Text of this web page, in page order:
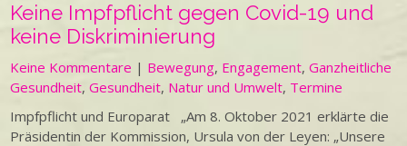
Keine Impfpflicht gegen Covid-19 und
keine Diskriminierung
Keine Kommentare | Bewegung, Engagement,Ganzheitliche
Gesundheit,Gesundheit, Natur und Umwelt, Termine
Impfpflicht und Europarat „Am 8. Oktober 2021 erklärte die
Präsidentin der Kommission, Ursula von der Leyen: „Unsere